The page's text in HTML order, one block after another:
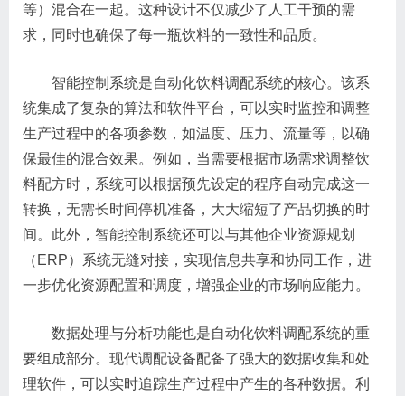
等）混合在一起。这种设计不仅减少了人工干预的需
求，同时也确保了每一瓶饮料的一致性和品质。
智能控制系统是自动化饮料调配系统的核心。该系
统集成了复杂的算法和软件平台，可以实时监控和调整
生产过程中的各项参数，如温度、压力、流量等，以确
保最佳的混合效果。例如，当需要根据市场需求调整饮
料配方时，系统可以根据预先设定的程序自动完成这一
转换，无需长时间停机准备，大大缩短了产品切换的时
间。此外，智能控制系统还可以与其他企业资源规划
（ERP）系统无缝对接，实现信息共享和协同工作，进
一步优化资源配置和调度，增强企业的市场响应能力。
数据处理与分析功能也是自动化饮料调配系统的重
要组成部分。现代调配设备配备了强大的数据收集和处
理软件，可以实时追踪生产过程中产生的各种数据。利